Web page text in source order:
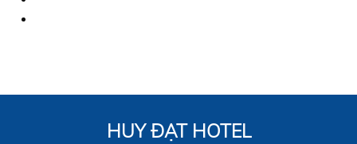
HUY ĐẠT HOTEL